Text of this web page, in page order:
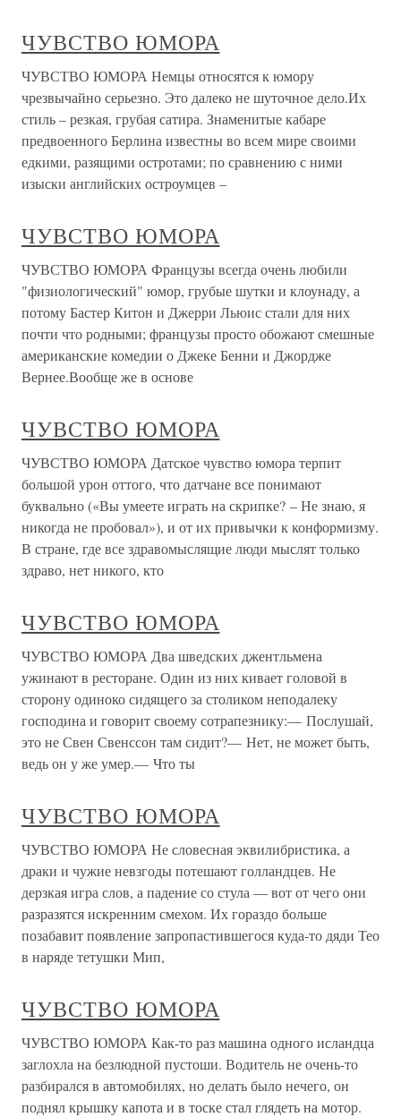
ЧУВСТВО ЮМОРА
ЧУВСТВО ЮМОРА Немцы относятся к юмору
чрезвычайно серьезно. Это далеко не шуточное дело.Их
стиль – резкая, грубая сатира. Знаменитые кабаре
предвоенного Берлина известны во всем мире своими
едкими, разящими остротами; по сравнению с ними
изыски английских остроумцев –
ЧУВСТВО ЮМОРА
ЧУВСТВО ЮМОРА Французы всегда очень любили
"физиологический" юмор, грубые шутки и клоунаду, а
потому Бастер Китон и Джерри Льюис стали для них
почти что родными; французы просто обожают смешные
американские комедии о Джеке Бенни и Джордже
Вернее.Вообще же в основе
ЧУВСТВО ЮМОРА
ЧУВСТВО ЮМОРА Датское чувство юмора терпит
большой урон оттого, что датчане все понимают
буквально («Вы умеете играть на скрипке? – Не знаю, я
никогда не пробовал»), и от их привычки к конформизму.
В стране, где все здравомыслящие люди мыслят только
здраво, нет никого, кто
ЧУВСТВО ЮМОРА
ЧУВСТВО ЮМОРА Два шведских джентльмена
ужинают в ресторане. Один из них кивает головой в
сторону одиноко сидящего за столиком неподалеку
господина и говорит своему сотрапезнику:— Послушай,
это не Свен Свенссон там сидит?— Нет, не может быть,
ведь он у же умер.— Что ты
ЧУВСТВО ЮМОРА
ЧУВСТВО ЮМОРА Не словесная эквилибристика, а
драки и чужие невзгоды потешают голландцев. Не
дерзкая игра слов, а падение со стула — вот от чего они
разразятся искренним смехом. Их гораздо больше
позабавит появление запропастившегося куда-то дяди Тео
в наряде тетушки Мип,
ЧУВСТВО ЮМОРА
ЧУВСТВО ЮМОРА Как-то раз машина одного исландца
заглохла на безлюдной пустоши. Водитель не очень-то
разбирался в автомобилях, но делать было нечего, он
поднял крышку капота и в тоске стал глядеть на мотор.